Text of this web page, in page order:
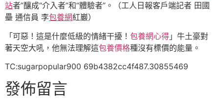
站者”釀成“介入者”和“體驗者”。（工人日報客戶端記者 田國
壘 通信員 李包養網紅巖）
「可惡！這是什麼低級的情緒干擾！ 包養網心得 」牛土豪對
著天空大吼，他無法理解這包養價格種沒有標價的能量。
TC:sugarpopular900 69b4382cc4f487.30855469
發佈留言